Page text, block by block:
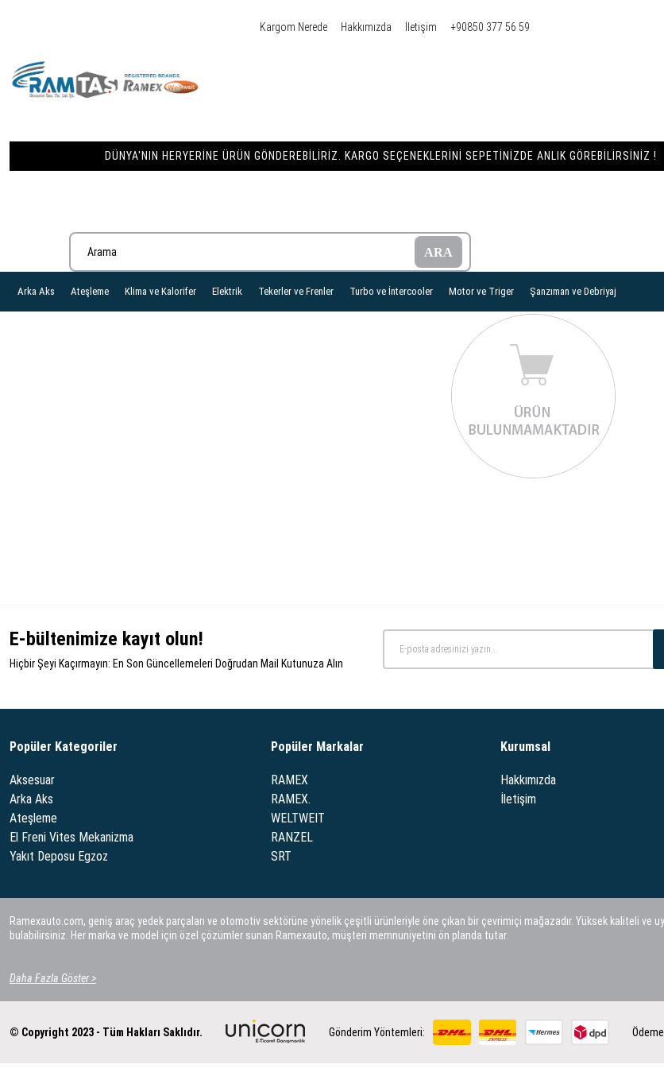
Kargom Nerede Hakkımızda İletişim +90850 377 56 59
DÜNYA'NIN HERYERINE ÜRÜN GÖNDEREBILIRIZ. KARGO SEÇENEKLERINI SEPETINIZDE ANLIK GÖREBILIRSINIZ !
Arka Aks Ateşleme Klima ve Kalorifer Elektrik Tekerler ve Frenler Turbo ve İntercooler Motor ve Triger Şanzıman ve Debriyaj
E-bültenimize kayıt olun!
Hiçbir Şeyi Kaçırmayın: En Son Güncellemeleri Doğrudan Mail Kutunuza Alın
Popüler Kategoriler
Aksesuar
Arka Aks
Ateşleme
El Freni Vites Mekanizma
Yakıt Deposu Egzoz
Popüler Markalar
RAMEX
RAMEX.
WELTWEIT
RANZEL
SRT
Kurumsal
Hakkımızda
İletişim
Ramexauto.com, geniş araç yedek parçaları ve otomotiv sektörüne yönelik çeşitli ürünleriyle öne çıkan bir çevrimiçi mağazadır. Yüksek kaliteli ve
bulabilirsiniz. Her marka ve model için özel çözümler sunan Ramexauto, müşteri memnuniyetini ön planda tutar.
Daha Fazla Göster >
© Copyright 2023 - Tüm Hakları Saklıdır. Gönderim Yöntemleri: